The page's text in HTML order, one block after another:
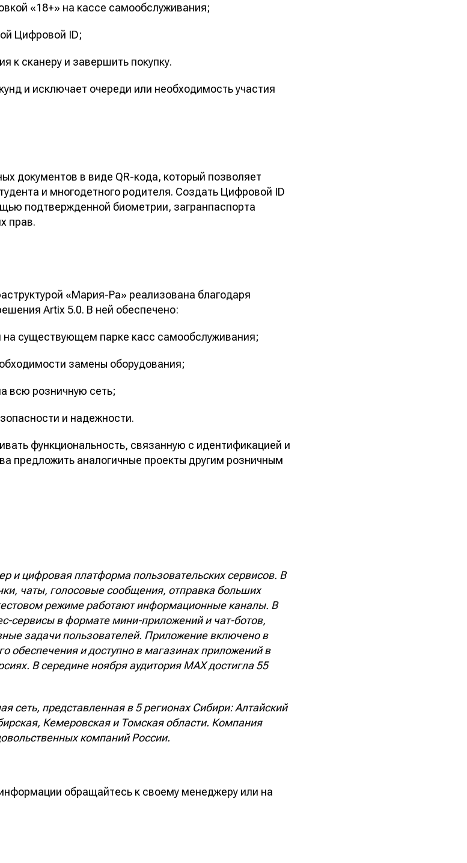
«18+» на кассе самообслуживания;
Цифровой ID;
к сканеру и завершить покупку.
и исключает очереди или необходимость участия
документов в виде QR-кода, который позволяет
и многодетного родителя. Создать Цифровой ID
подтвержденной биометрии, загранпаспорта
прав.
«Мария-Ра» реализована благодаря
Artix 5.0. В ней обеспечено:
на существующем парке касс самообслуживания;
замены оборудования;
всю розничную сеть;
и надежности.
функциональность, связанную с идентификацией и
предложить аналогичные проекты другим розничным
и цифровая платформа пользовательских сервисов. В
чаты, голосовые сообщения, отправка больших
режиме работают информационные каналы. В
сервисы в формате мини-приложений и чат-ботов,
задачи пользователей. Приложение включено в
обеспечения и доступно в магазинах приложений в
В середине ноября аудитория МАХ достигла 55
сеть, представленная в 5 регионах Сибири: Алтайский
Кемеровская и Томская области. Компания
компаний России.
обращайтесь к своему менеджеру или на